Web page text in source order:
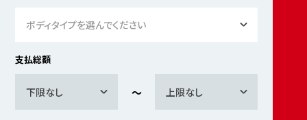
ボディタイプを選んでください
支払総額
下限なし 上限なし